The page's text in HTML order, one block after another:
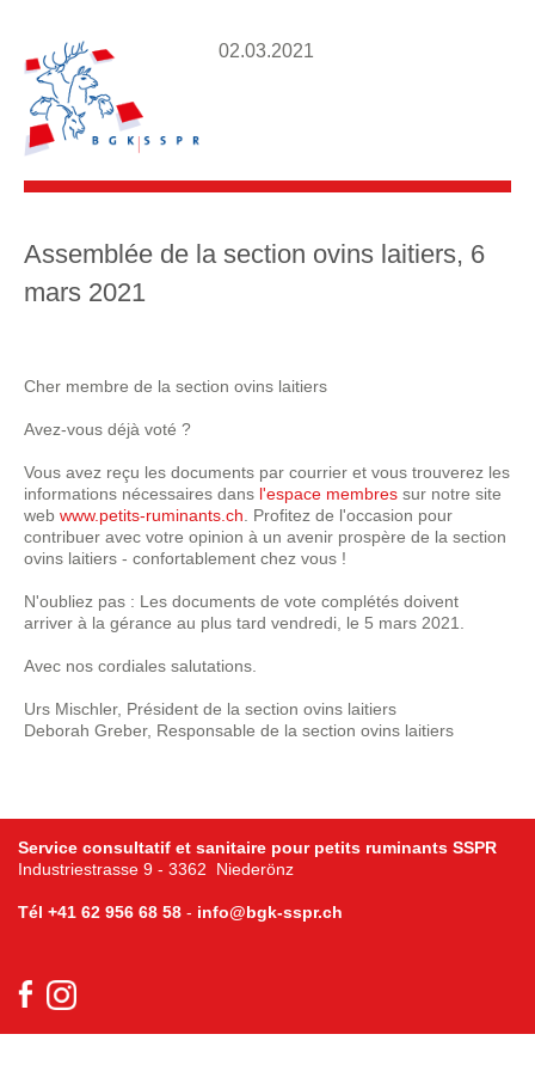
02.03.2021
Assemblée de la section ovins laitiers, 6
mars 2021
Cher membre de la section ovins laitiers
Avez-vous déjà voté ?
Vous avez reçu les documents par courrier et vous trouverez les
informations nécessaires dans l'espace membres sur notre site
web www.petits-ruminants.ch . Profitez de l'occasion pour
contribuer avec votre opinion à un avenir prospère de la section
ovins laitiers - confortablement chez vous !
N'oubliez pas : Les documents de vote complétés doivent
arriver à la gérance au plus tard vendredi, le 5 mars 2021.
Avec nos cordiales salutations.
Urs Mischler, Président de la section ovins laitiers
Deborah Greber, Responsable de la section ovins laitiers
Service consultatif et sanitaire pour petits ruminants SSPR
Industriestrasse 9 - 3362 Niederönz
Tél +41 62 956 68 58 - info@bgk-sspr.ch